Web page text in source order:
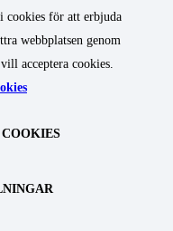
cookies för att erbjuda
webbplatsen genom
acceptera cookies.